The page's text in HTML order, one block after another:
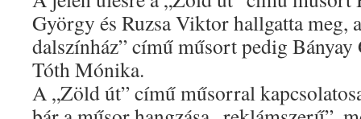
György és Ruzsa Viktor hallgatta meg,
dalszínház” című műsort pedig Bányay
Tóth Mónika.
A „Zöld út” című műsorral